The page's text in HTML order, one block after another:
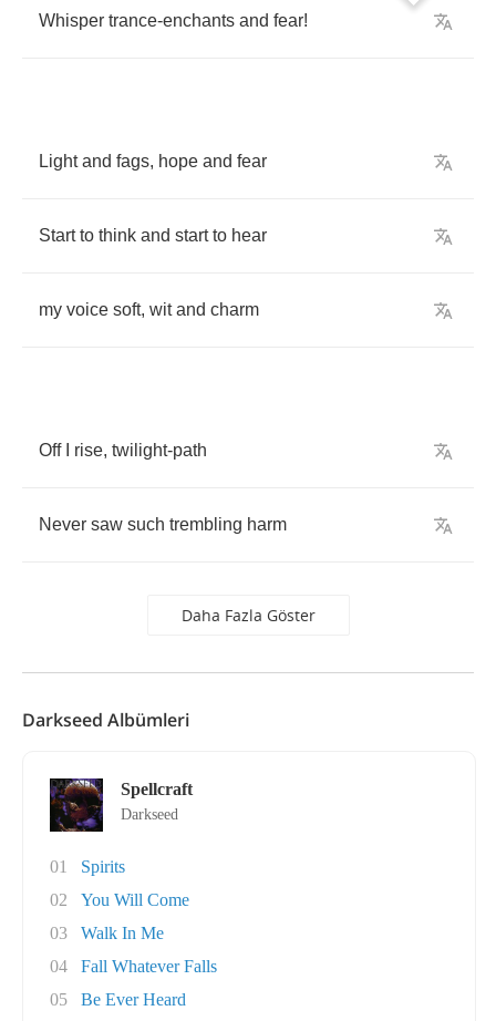
Whisper trance-enchants and fear!
Light and fags, hope and fear
Start to think and start to hear
my voice soft, wit and charm
Off rise, twilight-path
Never saw such trembling harm
Daha Fazla Göster
Darkseed Albümleri
Spellcraft
Darkseed
01
Spirits
02
You Will Come
03
Walk In Me
04
Fall Whatever Falls
05
Be Ever Heard